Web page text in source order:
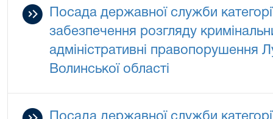
Посада державної служби
забезпечення розгляду
адміністративні правопорушення
Волинської області
Посада державної служби